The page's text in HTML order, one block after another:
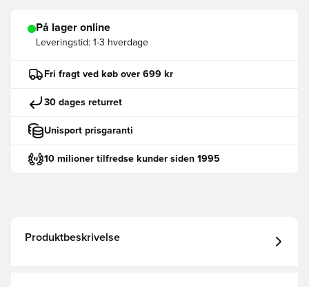
På lager online
Leveringstid: 1-3 hverdage
Fri fragt ved køb over 699 kr
30 dages returret
Unisport prisgaranti
10 milioner tilfredse kunder siden 1995
Produktbeskrivelse